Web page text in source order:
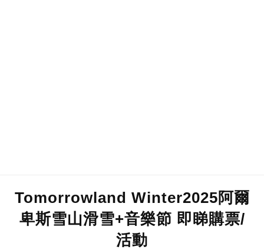
Tomorrowland Winter2025阿爾
卑斯雪山滑雪+音樂節 即睇購票/
活動